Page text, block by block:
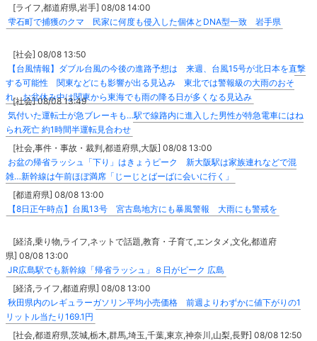
[ライフ,都道府県,岩手] 08/08 14:00
雫石町で捕獲のクマ 民家に何度も侵入した個体とDNA型一致 岩手県
[社会] 08/08 13:50
【台風情報】ダブル台風の今後の進路予想は 来週、台風15号が北日本を直撃
する可能性 関東などにも影響が出る見込み 東北では警報級の大雨のおそ
れ お盆休み中は関東から東海でも雨の降る日が多くなる見込み
[社会] 08/08 13:49
気付いた運転士が急ブレーキも…駅で線路内に進入した男性が特急電車にはね
られ死亡 約1時間半運転見合わせ
[社会,事件・事故・裁判,都道府県,大阪] 08/08 13:00
お盆の帰省ラッシュ「下り」はきょうピーク 新大阪駅は家族連れなどで混
雑…新幹線は午前ほぼ満席「じーじとばーばに会いに行く」
[都道府県] 08/08 13:00
【8日正午時点】台風13号 宮古島地方にも暴風警報 大雨にも警戒を
[経済,乗り物,ライフ,ネットで話題,教育・子育て,エンタメ,文化,都道府
県] 08/08 13:00
JR広島駅でも新幹線「帰省ラッシュ」８日がピーク 広島
[経済,ライフ,都道府県] 08/08 13:00
秋田県内のレギュラーガソリン平均小売価格 前週よりわずかに値下がりの1
リットル当たり169.1円
[社会,都道府県,茨城,栃木,群馬,埼玉,千葉,東京,神奈川,山梨,長野] 08/08 12:50